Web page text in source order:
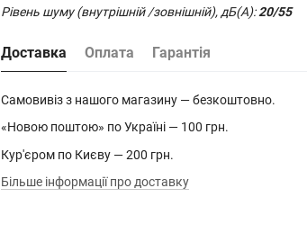
Рівень шуму (внутрішній /зовнішній), дБ(А):20/55
Доставка Оплата Гарантія
Самовивіз з нашого магазину — безкоштовно.
«Новою поштою» по Україні — 100 грн.
Кур'єром по Києву — 200 грн.
Більше інформації про доставку